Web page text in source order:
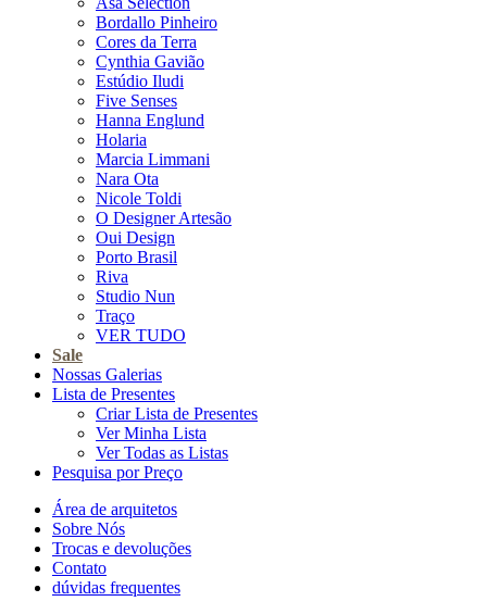
Bordallo Pinheiro
Cores da Terra
Cynthia Gavião
Estúdio Iludi
Five Senses
Hanna Englund
Holaria
Marcia Limmani
Nara Ota
Nicole Toldi
O Designer Artesão
Oui Design
Porto Brasil
Riva
Studio Nun
Traço
VER TUDO
Sale
Nossas Galerias
Lista de Presentes
Criar Lista de Presentes
Ver Minha Lista
Ver Todas as Listas
Pesquisa por Preço
Área de arquitetos
Sobre Nós
Trocas e devoluções
Contato
dúvidas frequentes